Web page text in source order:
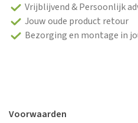
Vrijblijvend & Persoonlijk
Jouw oude product retour
Bezorging en montage in
Voorwaarden